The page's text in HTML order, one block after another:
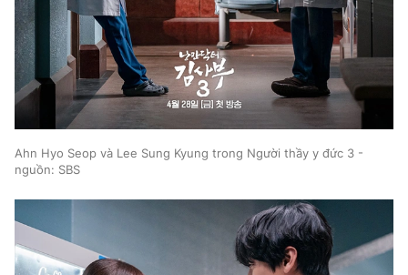
Ahn Hyo Seop và Lee Sung Kyung trong Người thầy y đức 3 -
nguồn: SBS